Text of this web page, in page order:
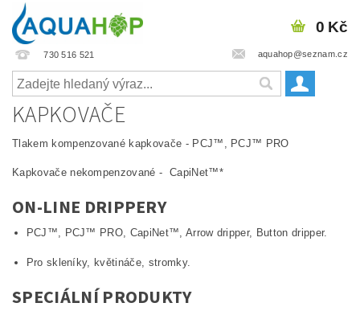
730 516 521 aquahop@seznam.cz
0 Kč
KAPKOVAČE
Tlakem kompenzované kapkovače - PCJ™, PCJ™ PRO
Kapkovače nekompenzované - CapiNet™*
ON-LINE DRIPPERY
PCJ™, PCJ™ PRO, CapiNet™, Arrow dripper, Button dripper.
Pro skleníky, květináče, stromky.
SPECIÁLNÍ PRODUKTY